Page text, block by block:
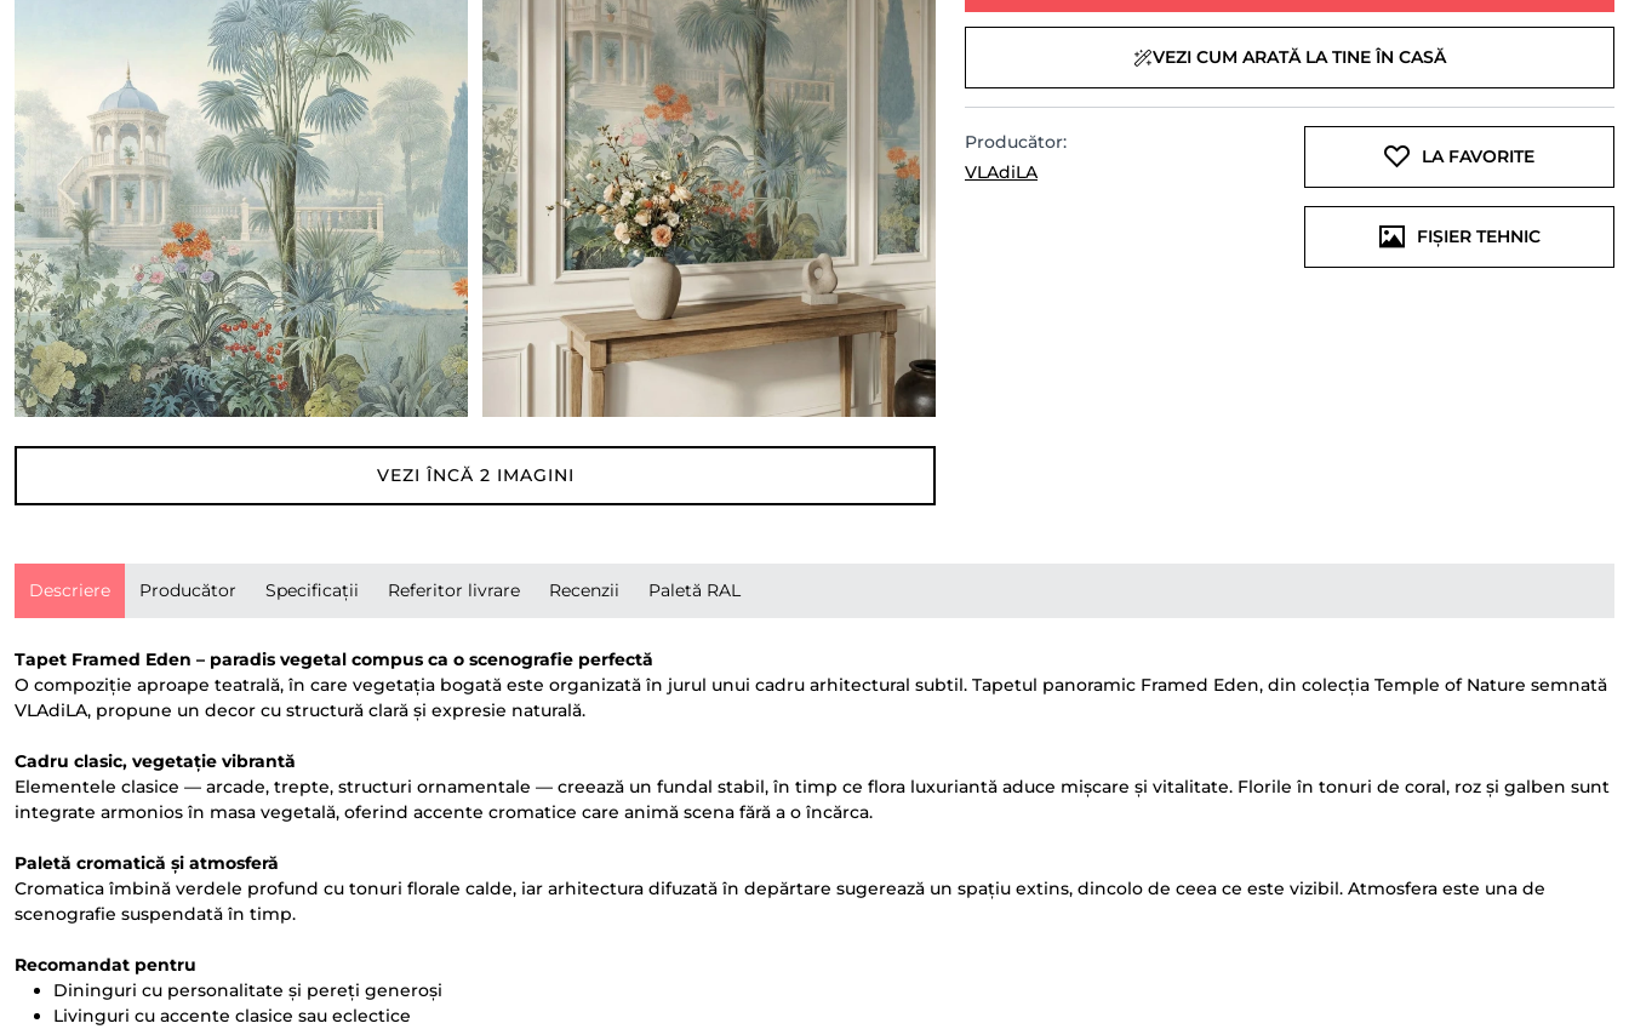
VEZI ÎNCĂ 2 IMAGINI
VEZI CUM ARATĂ LA TINE ÎN CASĂ
Producător:
VLAdiLA
LA FAVORITE
FIȘIER TEHNIC
Descriere Producător Specificații Referitor livrare Recenzii Paletă RAL
Tapet Framed Eden – paradis vegetal compus ca o scenografie perfectă
O compoziție aproape teatrală, în care vegetația bogată este organizată în jurul unui cadru arhitectural subtil. Tapetul panoramic Framed Eden, din colecția Temple of Nature semnată
VLAdiLA, propune un decor cu structură clară și expresie naturală.
Cadru clasic, vegetație vibrantă
Elementele clasice — arcade, trepte, structuri ornamentale — creează un fundal stabil, în timp ce flora luxuriantă aduce mișcare și vitalitate. Florile în tonuri de coral, roz și galben sunt
integrate armonios în masa vegetală, oferind accente cromatice care animă scena fără a o încărca.
Paletă cromatică și atmosferă
Cromatica îmbină verdele profund cu tonuri florale calde, iar arhitectura difuzată în depărtare sugerează un spațiu extins, dincolo de ceea ce este vizibil. Atmosfera este una de
scenografie suspendată în timp.
Recomandat pentru
Dininguri cu personalitate și pereți generoși
Livinguri cu accente clasice sau eclectice